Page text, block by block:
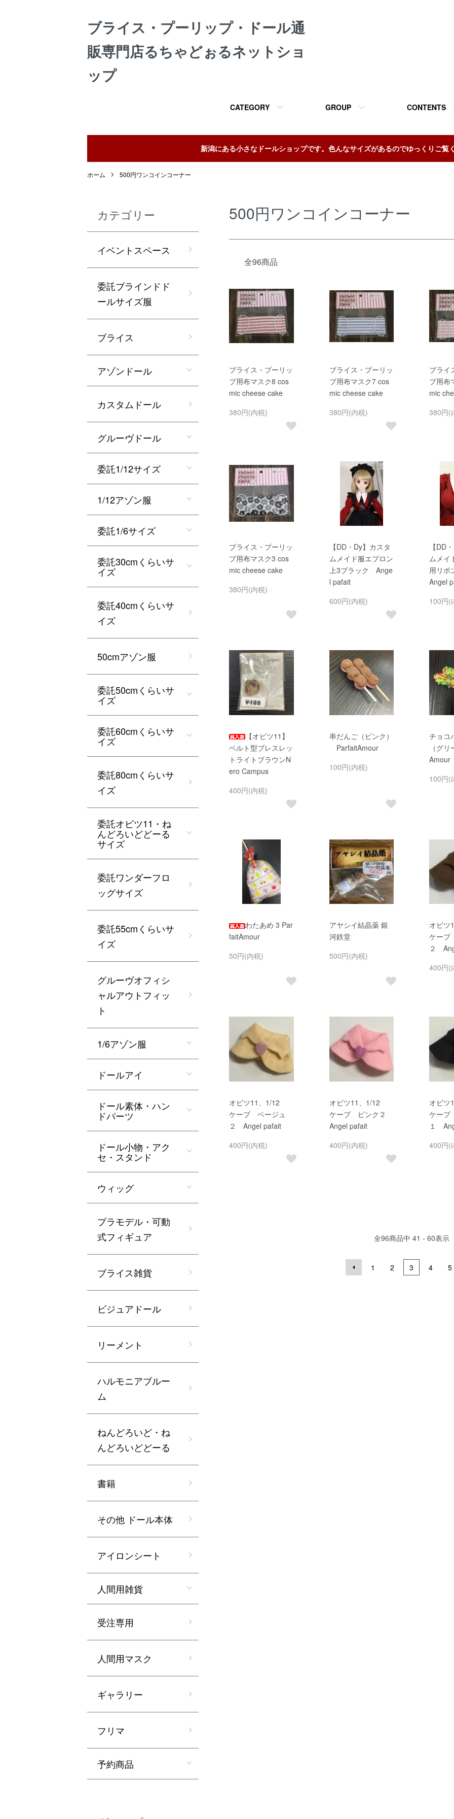
ブライス・プーリップ・ドール通
販専門店るちゃどぉるネットショ
ップ
CATEGORY GROUP CONTENTS
新潟にある小さなドールショップです。色んなサイズがあるのでゆっくりご覧
ホーム 500円ワンコインコーナー
500円ワンコインコーナー
全96商品
ブライス・プーリッ
プ用布マスク8 cos
mic cheese cake
380円(内税)
ブライス・プーリッ
プ用布マスク7 cos
mic cheese cake
380円(内税)
ブライ
プ用布
mic
380円(
ブライス・プーリッ
プ用布マスク3 cos
mic cheese cake
380円(内税)
【DD・Dy】カスタ
ムメイド服エプロン
上3ブラック Ange
l pafait
600円(内税)
【DD
ムメイ
用リ
Angel
100円(
【オビツ11】
ベルト型ブレスレッ
トライトブラウンN
ero Campus
400円(内税)
串だんご（ピンク）
ParfaitAmour
100円(内税)
チョコ
（グ
Amour
100円(
わたあめ 3 Par
faitAmour
50円(内税)
アヤシイ結晶薬 銀
河鉄堂
500円(内税)
オビ
ケー
２
400円(
オビツ11、1/12
ケープ ベージュ
２ Angel pafait
400円(内税)
オビツ11、1/12
ケープ ピンク２
Angel pafait
400円(内税)
オビ
ケー
１
400円(
全96商品中 41 - 60表示
1 2 3 4 5
カテゴリー
イベントスペース
委託ブラインドド
ールサイズ服
ブライス
アゾンドール
カスタムドール
グルーヴドール
委託1/12サイズ
1/12アゾン服
委託1/6サイズ
委託30cmくらいサ
イズ
委託40cmくらいサ
イズ
50cmアゾン服
委託50cmくらいサ
イズ
委託60cmくらいサ
イズ
委託80cmくらいサ
イズ
委託オビツ11・ね
んどろいどどーる
サイズ
委託ワンダーフロ
ッグサイズ
委託55cmくらいサ
イズ
グルーヴオフィシ
ャルアウトフィッ
ト
1/6アゾン服
ドールアイ
ドール素体・ハン
ドパーツ
ドール小物・アク
セ・スタンド
ウィッグ
プラモデル・可動
式フィギュア
ブライス雑貨
ビジュアドール
リーメント
ハルモニアブルー
ム
ねんどろいど・ね
んどろいどどーる
書籍
その他 ドール本体
アイロンシート
人間用雑貨
受注専用
人間用マスク
ギャラリー
フリマ
予約商品